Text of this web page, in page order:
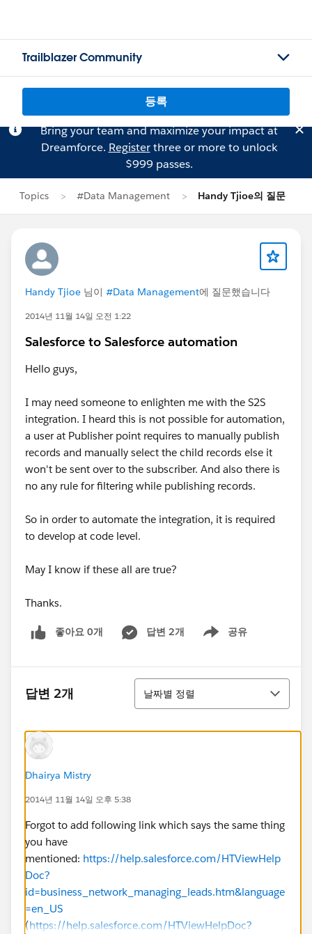
Trailblazer Community
등록
Bring your team and maximize your impact at
Dreamforce. Registerthree or more to unlock
$999 passes.
Topics #Data Management Handy Tjioe의 질문
Handy Tjioe 님이 #Data Management에 질문했습니다
2014년 11월 14일 오전 1:22
Salesforce to Salesforce automation
Hello guys,
I may need someone to enlighten me with the S2S
integration. I heard this is not possible for automation,
a user at Publisher point requires to manually publish
records and manually select the child records else it
won't be sent over to the subscriber. And also there is
no any rule for filtering while publishing records.
So in order to automate the integration, it is required
to develop at code level.
May I know if these all are true?
Thanks.
좋아요 0개 답변 2개 공유
Show menu
답변 2개
정렬
날짜별 정렬
Dhairya Mistry
2014년 11월 14일 오후 5:38
Forgot to add following link which says the same thing
you have
mentioned: https://help.salesforce.com/HTViewHelp
Doc?
id=business_network_managing_leads.htm&language
=en_US
(https://help.salesforce.com/HTViewHelpDoc?